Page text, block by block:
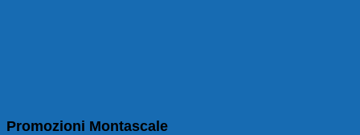
Promozioni Montascale